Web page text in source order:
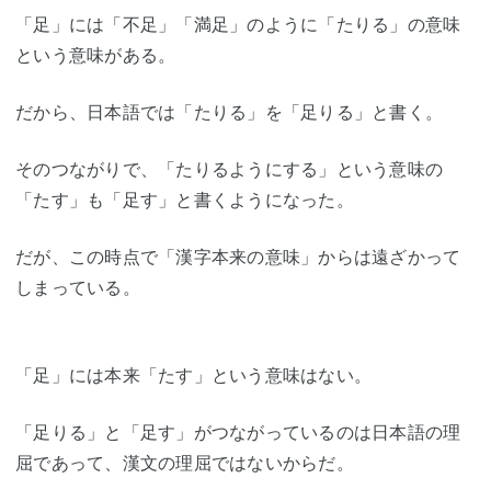
「足」には「不足」「満足」のように「たりる」の意味
という意味がある。
だから、日本語では「たりる」を「足りる」と書く。
そのつながりで、「たりるようにする」という意味の
「たす」も「足す」と書くようになった。
だが、この時点で「漢字本来の意味」からは遠ざかって
しまっている。
「足」には本来「たす」という意味はない。
「足りる」と「足す」がつながっているのは日本語の理
屈であって、漢文の理屈ではないからだ。